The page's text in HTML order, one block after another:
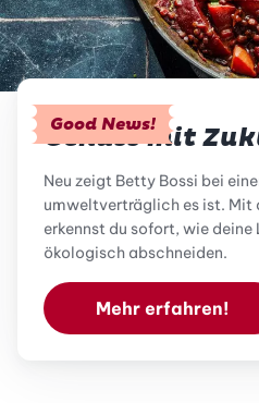
Good News!
Genuss mit
Neu zeigt Betty Bossi bei
umweltverträglich es ist. Mit
erkennst du sofort, wie
ökologisch abschneiden.
Mehr erfahren!